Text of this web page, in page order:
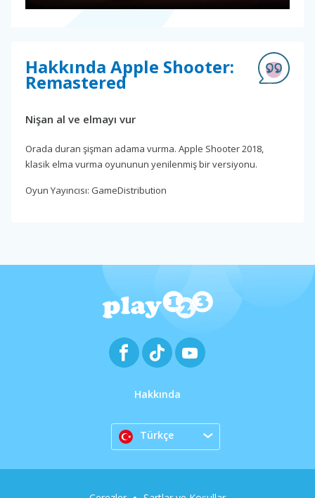
Hakkında Apple Shooter:
Remastered
Nişan al ve elmayı vur
Orada duran şişman adama vurma. Apple Shooter 2018,
klasik elma vurma oyununun yenilenmiş bir versiyonu.
Oyun Yayıncısı: GameDistribution
Hakkında
Türkçe